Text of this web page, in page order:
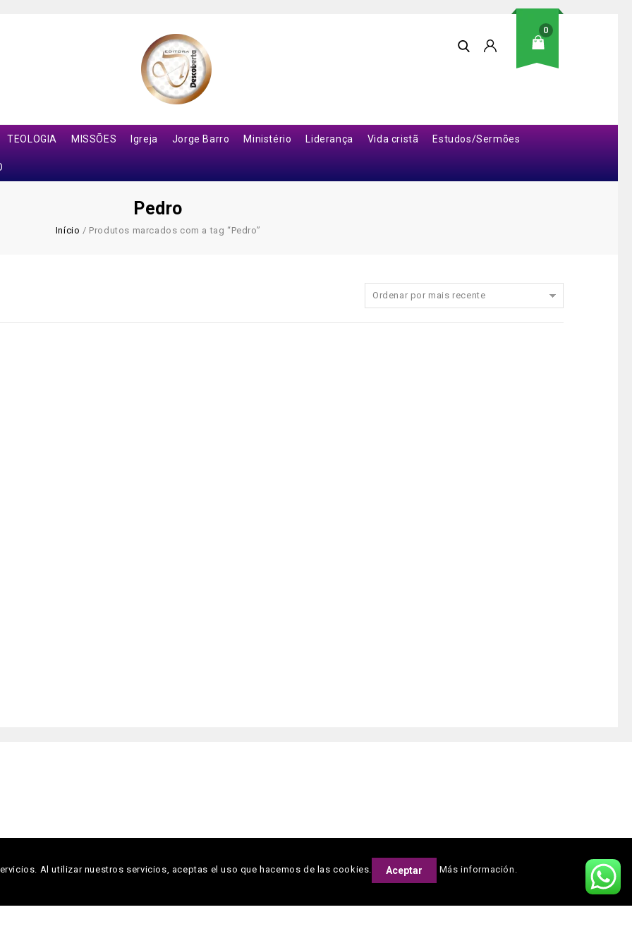
0
TEOLOGIA MISSÕES Igreja Jorge Barro Ministério Liderança Vida cristã Estudos/Sermões
Pedro
Início / Produtos marcados com a tag “Pedro”
Ordenar por mais recente
Al utilizar nuestros servicios, aceptas el uso que hacemos de las cookies. Aceptar Más información.